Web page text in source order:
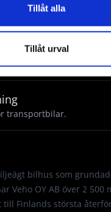
Tillåt alla
Tillåt urval
personbilar.
transportbilar.
bilhus som
Veho OY AB över 2 500
till Finlands största